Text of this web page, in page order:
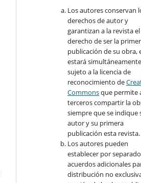
Los autores conservan
derechos de autor y
garantizan a la revista el
derecho de ser la
publicación de su obra,
estará simultáneamente
sujeto a la licencia de
reconocimiento de
Commonsque permite
terceros compartir la
siempre que se indique
autor y su primera
publicación esta revista.
Los autores pueden
establecer por separado
acuerdos adicionales
distribución no